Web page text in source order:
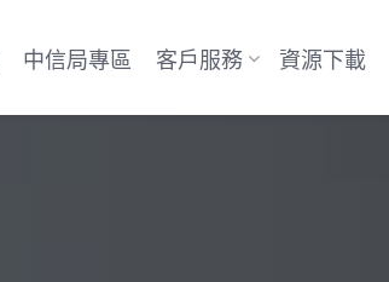
中信局專區 客戶服務 資源下載